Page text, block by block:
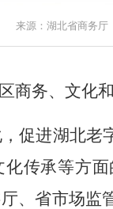
来源：湖北省商务
商务、文化
进湖北老
化传承等方
、省市场